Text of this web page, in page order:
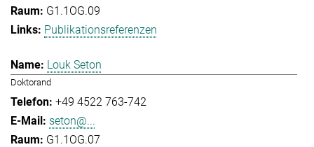
G1.1OG.09
Publikationsreferenzen
Louk Seton
Doktorand
+49 4522 763-742
seton@...
G1.1OG.07